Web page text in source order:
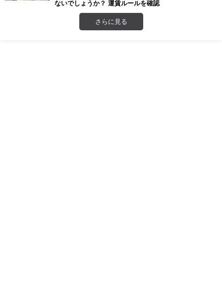
ないでしょうか？ 運賃ルールを確認
さらに見る